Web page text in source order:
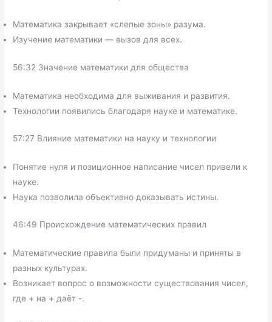
Математика закрывает «слепые зоны» разума.
Изучение математики — вызов для всех.
56:32 Значение математики для общества
Математика необходима для выживания и развития.
Технологии появились благодаря науке и математике.
57:27 Влияние математики на науку и технологии
Понятие нуля и позиционное написание чисел привели к
науке.
Наука позволила объективно доказывать истины.
46:49 Происхождение математических правил
Математические правила были придуманы и приняты в
разных культурах.
Возникает вопрос о возможности существования чисел,
где + на + даёт -.